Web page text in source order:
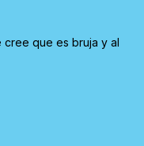
cree que es bruja y al